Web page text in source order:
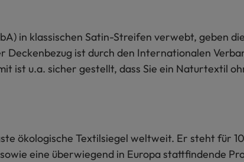
in klassischen Satin-Streifen verwebt, geben
Deckenbezug ist durch den Internationalen
ist u.a. sicher gestellt, dass Sie ein Naturtextil
ökologische Textilsiegel weltweit. Er steht für
eine überwiegend in Europa stattfindende